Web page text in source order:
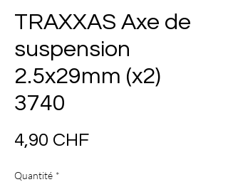
TRAXXAS Axe de
suspension
2.5x29mm (x2)
3740
4,90 CHFPrix
Quantité *